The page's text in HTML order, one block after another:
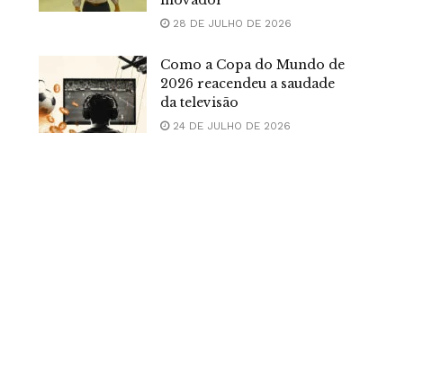
28 DE JULHO DE 2026
Como a Copa do Mundo de
2026 reacendeu a saudade
da televisão
24 DE JULHO DE 2026